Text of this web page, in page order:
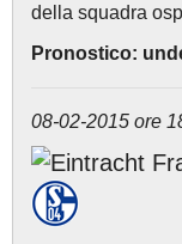
della squadra
Pronostico:
08-02-2015 ore